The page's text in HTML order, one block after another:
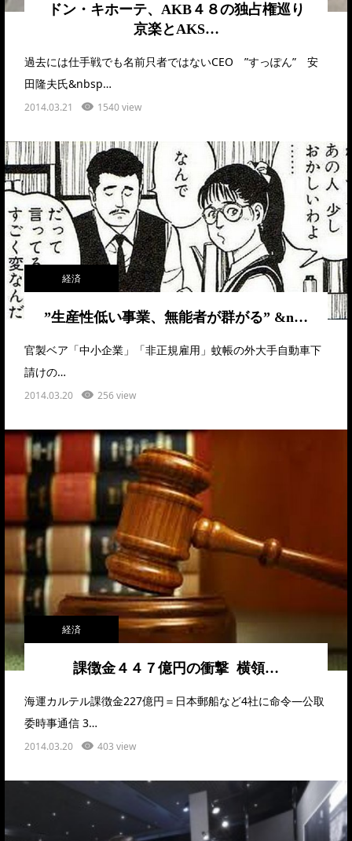
ドン・キホーテ、AKB４８の独占権巡り
京楽とAKS…
過去には仕手戦でも名前只者ではないCEO ”すっぽん” 安
田隆夫氏&nbsp…
2014.03.21 1540 view
経済
”生産性低い事業、無能者が群がる” &n…
官製ベア「中小企業」「非正規雇用」蚊帳の外大手自動車下
請けの…
2014.03.20 256 view
経済
課徴金４４７億円の衝撃 横領…
海運カルテル課徴金227億円＝日本郵船など4社に命令―公取
委時事通信 3…
2014.03.20 403 view